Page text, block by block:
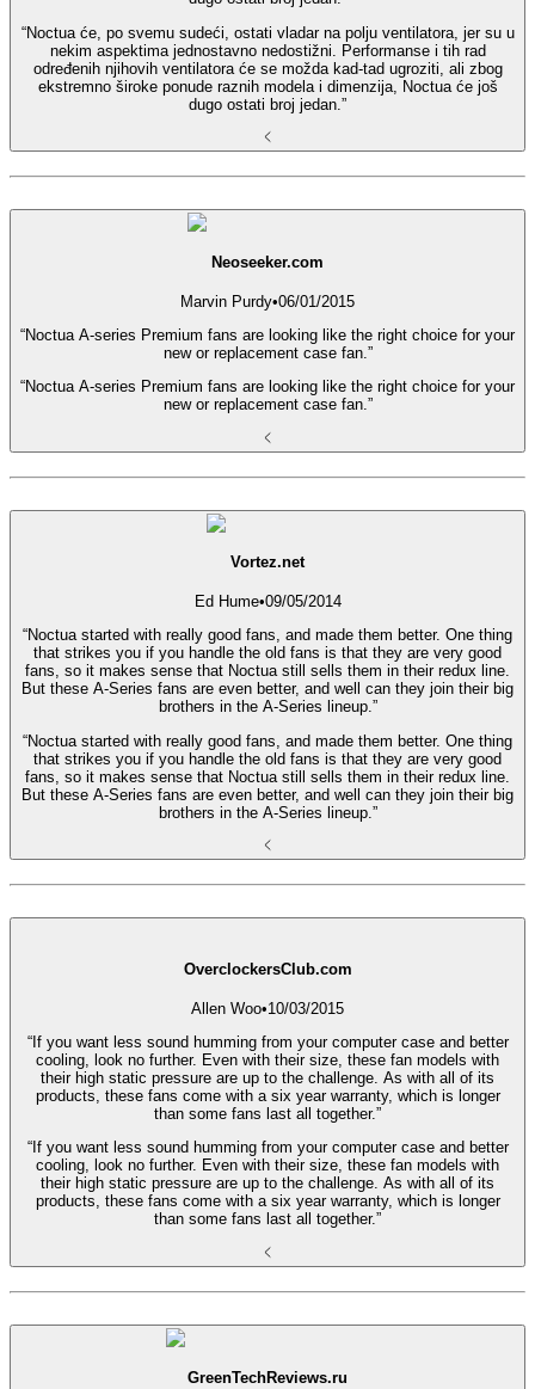
“Noctua će, po svemu sudeći, ostati vladar na polju ventilatora, jer su u
nekim aspektima jednostavno nedostižni. Performanse i tih rad
određenih njihovih ventilatora će se možda kad-tad ugroziti, ali zbog
ekstremno široke ponude raznih modela i dimenzija, Noctua će još
dugo ostati broj jedan.”
Neoseeker.com
Marvin Purdy•06/01/2015
“Noctua A-series Premium fans are looking like the right choice for your
new or replacement case fan.”
“Noctua A-series Premium fans are looking like the right choice for your
new or replacement case fan.”
Vortez.net
Ed Hume•09/05/2014
“Noctua started with really good fans, and made them better. One thing
that strikes you if you handle the old fans is that they are very good
fans, so it makes sense that Noctua still sells them in their redux line.
But these A-Series fans are even better, and well can they join their big
brothers in the A-Series lineup.”
“Noctua started with really good fans, and made them better. One thing
that strikes you if you handle the old fans is that they are very good
fans, so it makes sense that Noctua still sells them in their redux line.
But these A-Series fans are even better, and well can they join their big
brothers in the A-Series lineup.”
OverclockersClub.com
Allen Woo•10/03/2015
“If you want less sound humming from your computer case and better
cooling, look no further. Even with their size, these fan models with
their high static pressure are up to the challenge. As with all of its
products, these fans come with a six year warranty, which is longer
than some fans last all together.”
“If you want less sound humming from your computer case and better
cooling, look no further. Even with their size, these fan models with
their high static pressure are up to the challenge. As with all of its
products, these fans come with a six year warranty, which is longer
than some fans last all together.”
GreenTechReviews.ru